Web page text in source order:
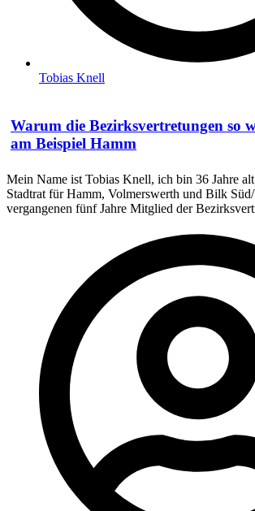
Tobias Knell
Warum die Bezirksvertretungen so
am Beispiel Hamm
Mein Name ist Tobias Knell, ich bin 36 Jahre
Stadtrat für Hamm, Volmerswerth und Bilk
vergangenen fünf Jahre Mitglied der